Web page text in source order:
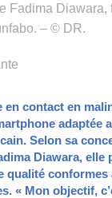
Fadima Diawara,
– © DR.
en contact en
adaptée
Selon sa
Diawara, elle
qualité conformes
« Mon objectif,